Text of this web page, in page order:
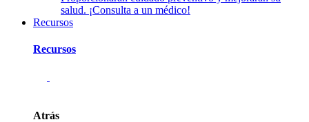
salud. ¡Consulta a un médico!
Recursos
Recursos
Atrás